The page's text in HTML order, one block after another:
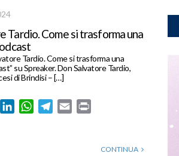
Tardio. Come si trasforma una
Tardio. Come si trasforma una
su Spreaker. Don Salvatore Tardio,
di Brindisi – […]
PinterestLinkedInWhatsApp
Telegram
Email
CONTINUA